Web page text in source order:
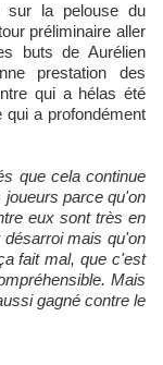
préliminaire aller
buts de Aurélien
prestation des
qui a hélas été
a profondément
que cela continue
parce qu'on
eux sont très en
mais qu'on
fait mal, que c'est
Mais
gagné contre le